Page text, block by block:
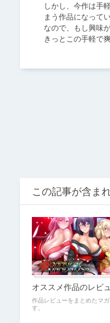
しかし、今作は手
まう作品になって
なので、もし興味
きっとこの手軽で
この記事が含ま
オススメ作品のレビ
作品レビューをまとめたマ
す。